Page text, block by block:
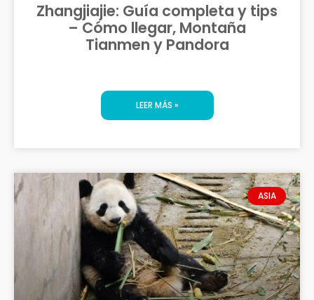
Zhangjiajie: Guía completa y tips
– Cómo llegar, Montaña
Tianmen y Pandora
LEER MÁS »
ASIA